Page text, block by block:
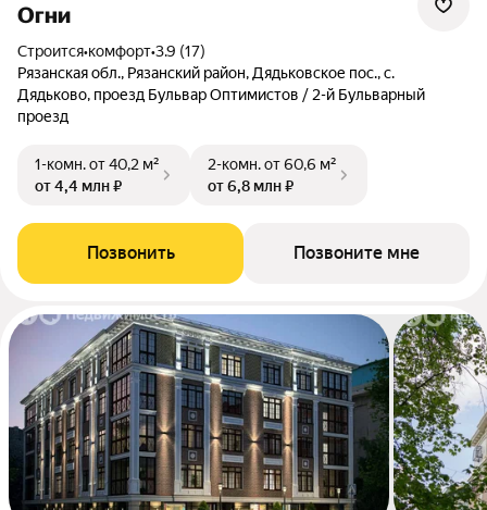
Огни
Строится•комфорт•3.9 (17)
Рязанская обл., Рязанский район, Дядьковское пос., с.
Дядьково, проезд Бульвар Оптимистов / 2-й Бульварный
проезд
1-комн.от 40,2 м²
от 4,4 млн ₽
2-комн.от 60,6 м²
от 6,8 млн ₽
Позвонить Позвоните мне